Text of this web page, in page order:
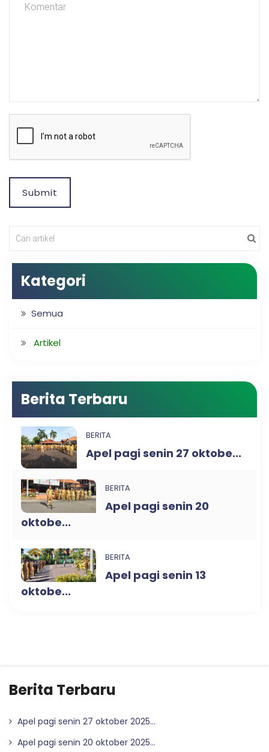
Submit
Kategori
Semua
Artikel
Berita Terbaru
BERITA
Apel pagi senin 27 oktobe...
BERITA
Apel pagi senin 20
oktobe...
BERITA
Apel pagi senin 13
oktobe...
Berita Terbaru
Apel pagi senin 27 oktober 2025...
Apel pagi senin 20 oktober 2025...